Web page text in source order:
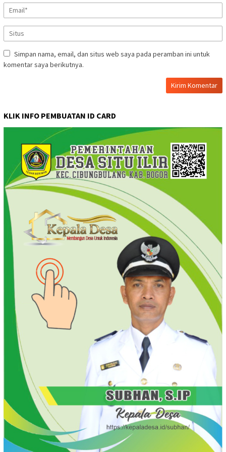
Simpan nama, email, dan situs web saya pada peramban ini untuk
komentar saya berikutnya.
KLIK INFO PEMBUATAN ID CARD